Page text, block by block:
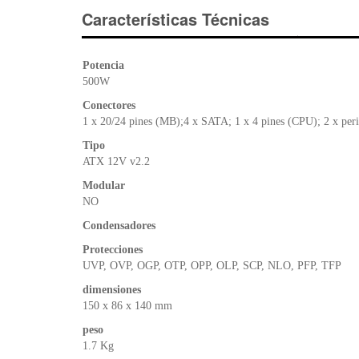
Características Técnicas
Potencia
500W
Conectores
1 x 20/24 pines (MB);4 x SATA; 1 x 4 pines (CPU); 2 x
Tipo
ATX 12V v2.2
Modular
NO
Condensadores
Protecciones
UVP, OVP, OGP, OTP, OPP, OLP, SCP, NLO, PFP, TFP
dimensiones
150 x 86 x 140 mm
peso
1.7 Kg